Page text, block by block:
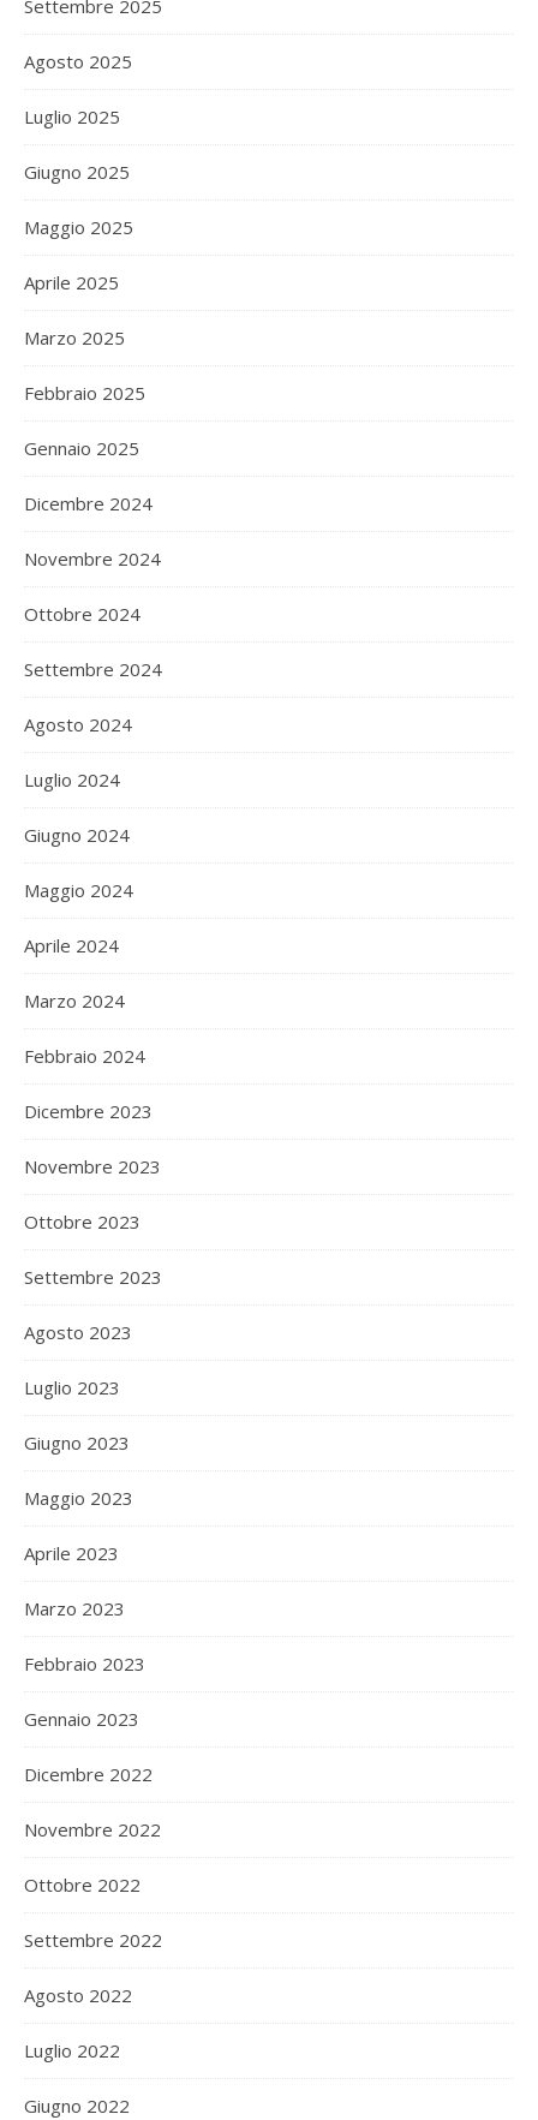
Settembre 2025
Agosto 2025
Luglio 2025
Giugno 2025
Maggio 2025
Aprile 2025
Marzo 2025
Febbraio 2025
Gennaio 2025
Dicembre 2024
Novembre 2024
Ottobre 2024
Settembre 2024
Agosto 2024
Luglio 2024
Giugno 2024
Maggio 2024
Aprile 2024
Marzo 2024
Febbraio 2024
Dicembre 2023
Novembre 2023
Ottobre 2023
Settembre 2023
Agosto 2023
Luglio 2023
Giugno 2023
Maggio 2023
Aprile 2023
Marzo 2023
Febbraio 2023
Gennaio 2023
Dicembre 2022
Novembre 2022
Ottobre 2022
Settembre 2022
Agosto 2022
Luglio 2022
Giugno 2022